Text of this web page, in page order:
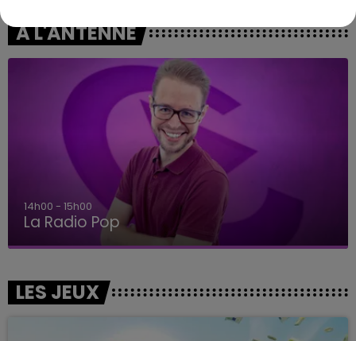
A L'ANTENNE
15h00 - 19h00
Le Club Champagne FM
LES JEUX